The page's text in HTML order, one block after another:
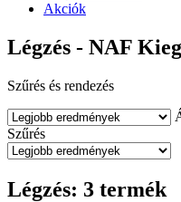
Akciók
Légzés - NAF
Szűrés és rendezés
Szűrés
Légzés: 3 termék